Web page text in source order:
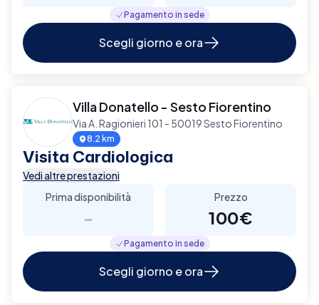
Pagamento in sede
Scegli giorno e ora
Villa Donatello - Sesto Fiorentino
Via A. Ragionieri 101 - 50019 Sesto Fiorentino
8.2 km
Visita Cardiologica
Vedi altre prestazioni
Prima disponibilità
-
Prezzo
100€
Pagamento in sede
Scegli giorno e ora